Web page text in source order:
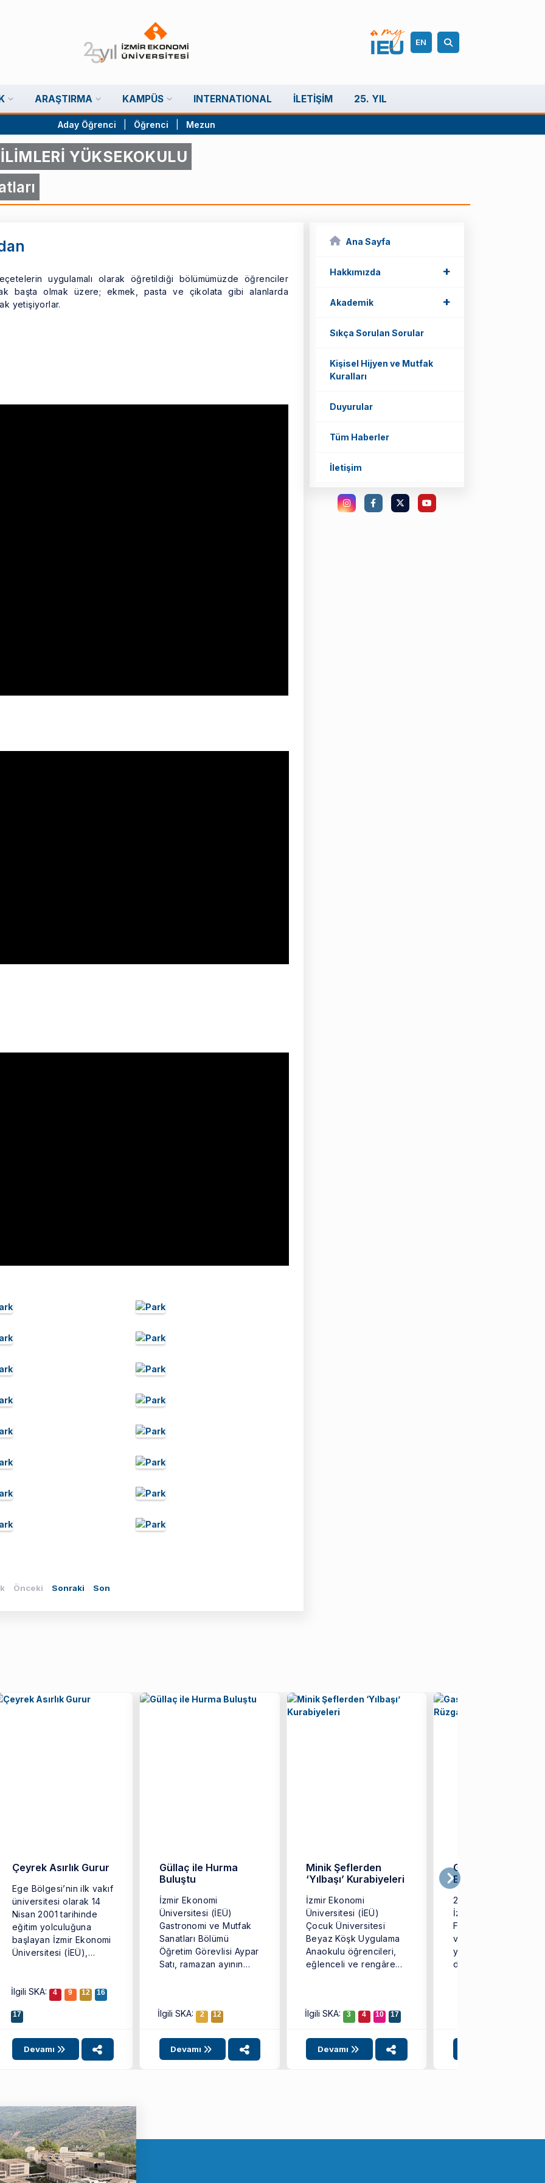
EN
ARAŞTIRMA KAMPÜS INTERNATIONAL İLETIŞIM 25. YIL
Aday Öğrenci Öğrenci Mezun
YÜKSEKOKULU
Ana Sayfa
Hakkımızda +
Akademik +
Sıkça Sorulan Sorular
Kişisel Hijyen ve Mutfak
Kuralları
Duyurular
Tüm Haberler
İletişim
uygulamalı olarak öğretildiği bölümümüzde öğrenciler
başta olmak üzere; ekmek, pasta ve çikolata gibi alanlarda
yetişiyorlar.
Önceki Sonraki Son
Çeyrek Asırlık Gurur
Ege Bölgesi’nin ilk vakıf
üniversitesi olarak 14
Nisan 2001 tarihinde
eğitim yolculuğuna
başlayan İzmir Ekonomi
Üniversitesi (İEÜ),
İlgili SKA: 4 9 12 16
17
Devamı
Güllaç ile Hurma
Buluştu
İzmir Ekonomi
Üniversitesi (İEÜ)
Gastronomi ve Mutfak
Sanatları Bölümü
Öğretim Görevlisi Aypar
Satı, ramazan ayının
İlgili SKA: 2 12
Devamı
Minik Şeflerden
‘Yılbaşı’ Kurabiyeleri
İzmir Ekonomi
Üniversitesi (İEÜ)
Çocuk Üniversitesi
Beyaz Köşk Uygulama
Anaokulu öğrencileri,
eğlenceli ve rengârenk
İlgili SKA:
3 4 10 17
Devamı
GastroFest’te İzmir
Ekonomi Rüzgarı
2 Kasım 2025
İzmir Tarihi Havagazı
Fabrikası’nda “Yemek
ve Sanat” temasıyla
yıl sekizincisi
düzenlenen